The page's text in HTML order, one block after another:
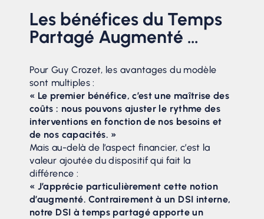
Les bénéfices du Temps
Partagé Augmenté …
Pour Guy Crozet, les avantages du modèle
sont multiples :
« Le premier bénéfice, c’est une maîtrise des
coûts : nous pouvons ajuster le rythme des
interventions en fonction de nos besoins et
de nos capacités. »
Mais au-delà de l’aspect financier, c’est la
valeur ajoutée du dispositif qui fait la
différence :
« J’apprécie particulièrement cette notion
d’augmenté. Contrairement à un DSI interne,
notre DSI à temps partagé apporte un